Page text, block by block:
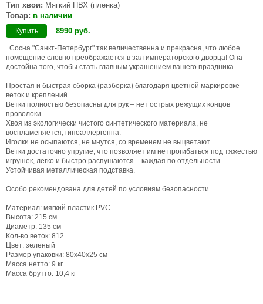
Тип хвои: Мягкий ПВХ (пленка)
Товар: в наличии
Купить 8990 руб.
Сосна "Санкт-Петербург" так величественна и прекрасна, что любое
помещение словно преображается в зал императорского дворца! Она
достойна того, чтобы стать главным украшением вашего праздника.
Простая и быстрая сборка (разборка) благодаря цветной маркировке
веток и креплений.
Ветки полностью безопасны для рук – нет острых режущих концов
проволоки.
Хвоя из экологически чистого синтетического материала, не
воспламеняется, гипоаллергенна.
Иголки не осыпаются, не мнутся, со временем не выцветают.
Ветки достаточно упругие, что позволяет им не прогибаться под тяжестью
игрушек, легко и быстро распушаются – каждая по отдельности.
Устойчивая металлическая подставка.
Особо рекомендована для детей по условиям безопасности.
Материал: мягкий пластик PVC
Высота: 215 см
Диаметр: 135 см
Кол-во веток: 812
Цвет: зеленый
Размер упаковки: 80х40х25 см
Масса нетто: 9 кг
Масса брутто: 10,4 кг